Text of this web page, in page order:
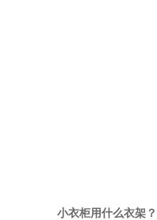
小衣柜用什么衣架？